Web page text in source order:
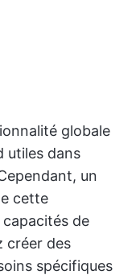
globale
utiles dans
un
cette
de
créer des
spécifiques